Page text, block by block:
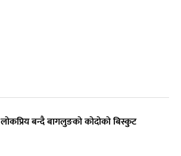
लोकप्रिय बन्दै बागलुङको कोदोको बिस्कुट